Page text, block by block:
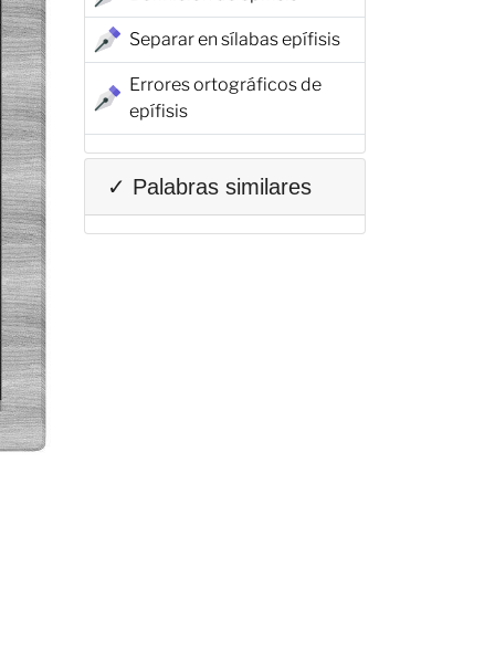
Separar en sílabas epífisis
Errores ortográficos de
epífisis
✓ Palabras similares